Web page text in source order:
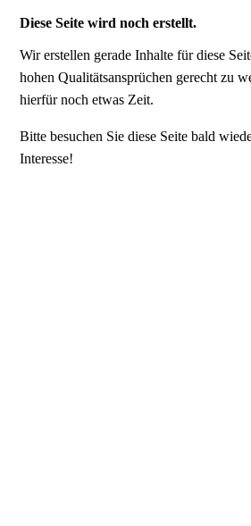
Diese Seite wird noch erstellt.
Wir erstellen gerade Inhalte für diese
hohen Qualitätsansprüchen gerecht zu
hierfür noch etwas Zeit.
Bitte besuchen Sie diese Seite bald
Interesse!